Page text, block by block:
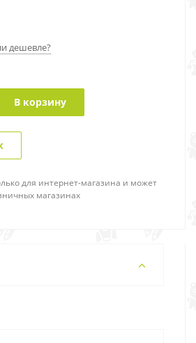
дешевле?
В корзину
для интернет-магазина и может
магазинах